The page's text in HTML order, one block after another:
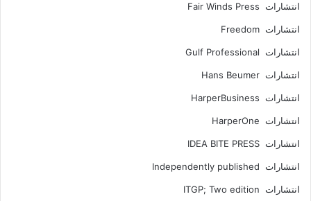
انتشارات Fair Winds Press
انتشارات Freedom
انتشارات Gulf Professional
انتشارات Hans Beumer
انتشارات HarperBusiness
انتشارات HarperOne
انتشارات IDEA BITE PRESS
انتشارات Independently published
انتشارات ITGP; Two edition